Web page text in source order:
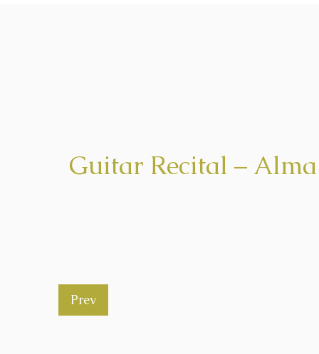
Guitar Recital –
Prev